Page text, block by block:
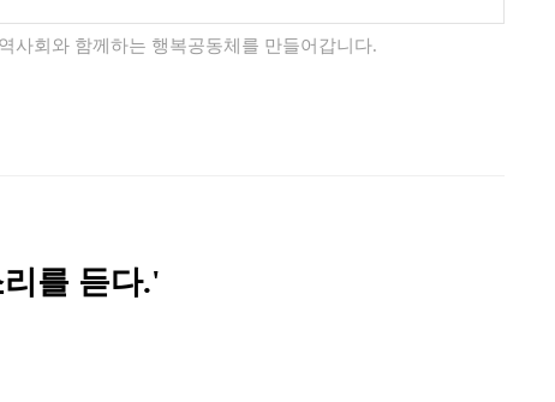
사회와 함께하는 행복공동체를 만들어갑니다.
를 듣다.'